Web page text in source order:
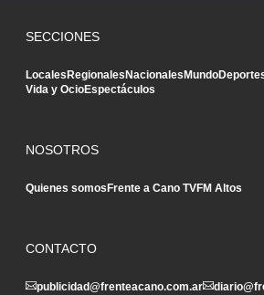
SECCIONES
LocalesRegionalesNacionalesMundo
Vida y OcioEspectáculos
NOSOTROS
Quienes somosFrente a Cano TVFM Altos
CONTACTO
publicidad@frenteacano.com.ar